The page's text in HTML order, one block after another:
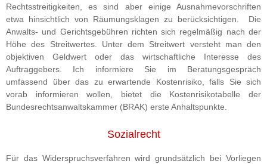
Rechtsstreitigkeiten, es sind aber einige Ausnahmevorschriften
etwa hinsichtlich von Räumungsklagen zu berücksichtigen. Die
Anwalts- und Gerichtsgebühren richten sich regelmäßig nach der
Höhe des Streitwertes. Unter dem Streitwert versteht man den
objektiven Geldwert oder das wirtschaftliche Interesse des
Auftraggebers. Ich informiere Sie im Beratungsgespräch
umfassend über das zu erwartende Kostenrisiko, falls Sie sich
vorab informieren wollen, bietet die Kostenrisikotabelle der
Bundesrechtsanwaltskammer (BRAK) erste Anhaltspunkte.
Sozialrecht
Für das Widerspruchsverfahren wird grundsätzlich bei Vorliegen